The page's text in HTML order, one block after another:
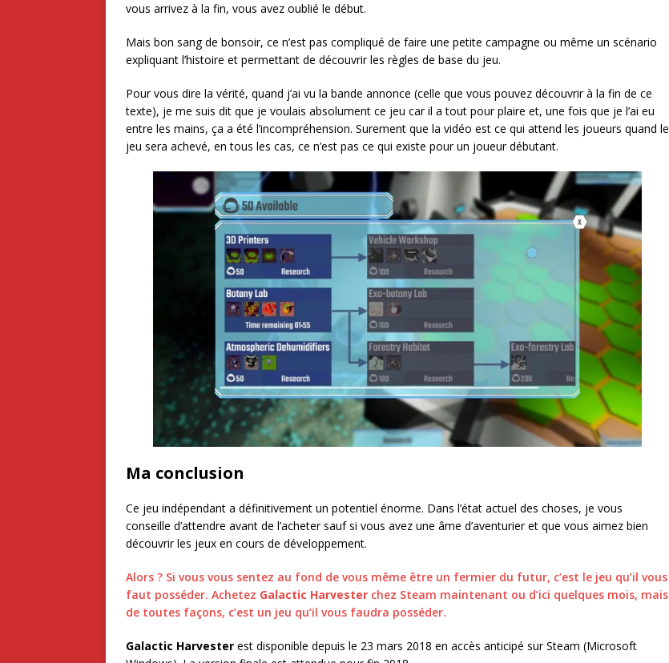
vous arrivez à la fin, vous avez oublié le début.
Mais bon sang de bonsoir, ce n’est pas compliqué de faire une petite campagne ou même un scénario
expliquant l’histoire et permettant de découvrir les règles de base du jeu.
Pour vous dire la vérité, quand j’ai vu la bande annonce (celle que vous pouvez découvrir à la fin de ce
texte), je me suis dit que je voulais absolument ce jeu car il a tout pour plaire et, une fois que je l’ai eu
entre les mains, ça a été l’incompréhension. Surement que la vidéo est ce qui attend les joueurs quand le
jeu sera achevé, en tous les cas, ce n’est pas ce qui existe pour un joueur débutant.
Ma conclusion
Ce jeu indépendant a définitivement un potentiel énorme. Dans l’état actuel des choses, je vous
conseille d’attendre avant de l’acheter sauf si vous avez une âme d’aventurier et que vous aimez bien
découvrir les jeux en cours de développement.
Alors ? Si vous vous sentez au fond de vous même être un fermier du futur, c’est le jeu qu’il vous
faut posséder. Achetez Galactic Harvester chez Steam maintenant ou d’ici quelques mois, mais
de toutes façons, c’est un jeu qu’il vous faudra posséder.
Galactic Harvester est disponible depuis le 23 mars 2018 en accès anticipé sur Steam (Microsoft